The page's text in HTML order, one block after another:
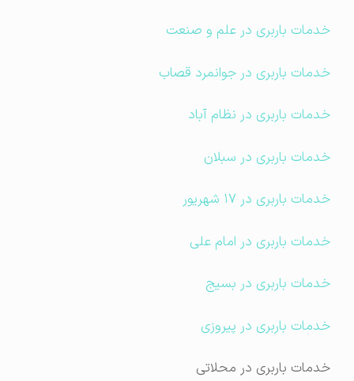
خدمات باربری در علم و صنعت
خدمات باربری در جوانمرد قصاب
خدمات باربری در نظام آباد
خدمات باربری در سبلان
خدمات باربری در ۱۷ شهریور
خدمات باربری در امام علی
خدمات باربری در بسیج
خدمات باربری در پیروزی
خدمات باربری در محلاتی